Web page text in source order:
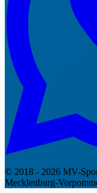
© 2018 - 2026 MV-
Mecklenburg-